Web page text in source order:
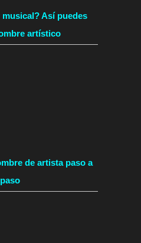
Así puedes
artístico
de artista paso a
paso